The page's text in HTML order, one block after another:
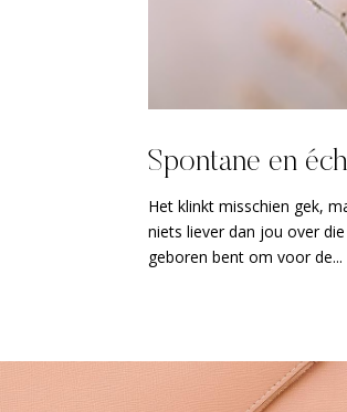
Spontane en
Het klinkt misschien gek,
niets liever dan jou over
geboren bent om voor de...